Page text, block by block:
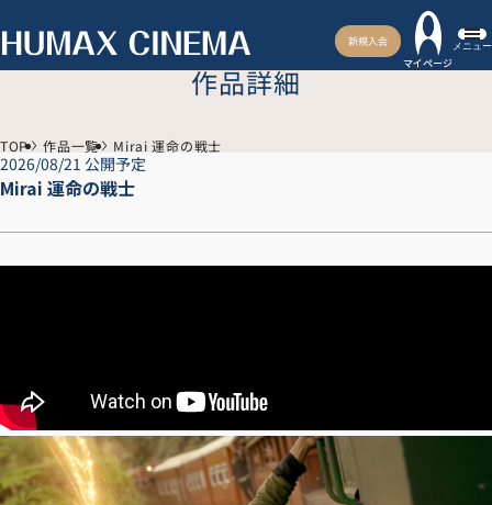
新規入会
マイページ
メニュー
作品詳細
TOP 作品一覧 Mirai 運命の戦士
2026/08/21 公開予定
Mirai 運命の戦士